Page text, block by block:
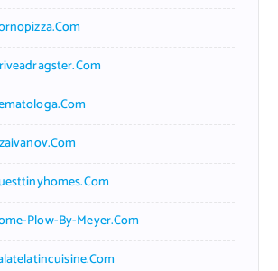
Plow-By-Meyer.com